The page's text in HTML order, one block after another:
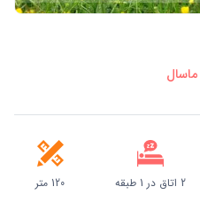
ماسال
2 اتاق در 1 طبقه 120 متر